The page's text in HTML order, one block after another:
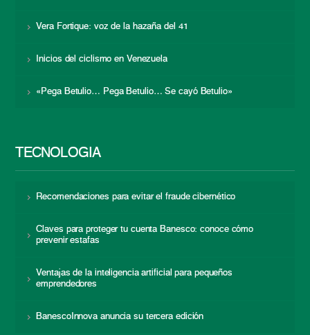
Vera Fortique: voz de la hazaña del 41
Inicios del ciclismo en Venezuela
«Pega Betulio… Pega Betulio… Se cayó Betulio»
TECNOLOGÍA
Recomendaciones para evitar el fraude cibernético
Claves para proteger tu cuenta Banesco: conoce cómo
prevenir estafas
Ventajas de la inteligencia artificial para pequeños
emprendedores
BanescoInnova anuncia su tercera edición